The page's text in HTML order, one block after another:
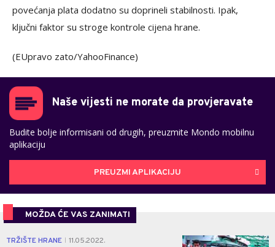
povećanja plata dodatno su doprineli stabilnosti. Ipak,
ključni faktor su stroge kontrole cijena hrane.
(EUpravo zato/YahooFinance)
Naše vijesti ne morate da provjeravate
Budite bolje informisani od drugih, preuzmite Mondo mobilnu
aplikaciju
PREUZMI APLIKACIJU
MOŽDA ĆE VAS ZANIMATI
TRŽIŠTE HRANE 11.05.2022. 2